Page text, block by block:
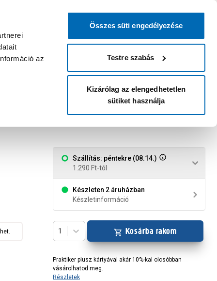
az
Összes süti engedélyezése
Testre szabás
Kizárólag az elengedhetetlen
sütiket használja
bejelentkezni?
Belépés Listáim
Áruházak és szolgáltatások
Szállítás: péntekre (08.14.)
1.290 Ft-tól
Készleten 2 áruházban
Készletinformáció
1 Kosárba rakom
Praktiker plusz kártyával akár 10%-kal olcsóbban
vásárolhatod meg.
Részletek